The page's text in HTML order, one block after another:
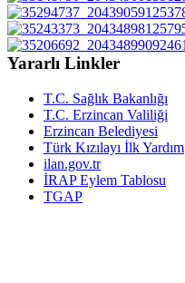
Yararlı Linkler
T.C. Sağlık Bakanlığı
T.C. Erzincan Valiliği
Erzincan Belediyesi
Türk Kızılayı İlk Yardım
ilan.gov.tr
İRAP Eylem Tablosu
TGAP